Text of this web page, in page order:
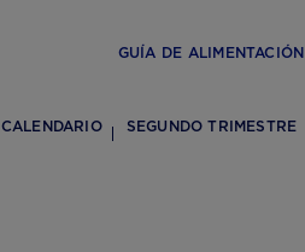
GUÍA DE ALIMENTACIÓN
CALENDARIO SEGUNDO TRIMESTRE